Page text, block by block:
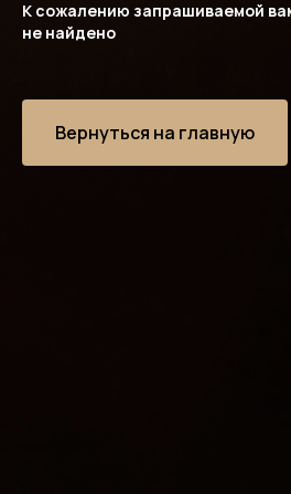
К сожалению запрашиваемой
не найдено
Вернуться на главную